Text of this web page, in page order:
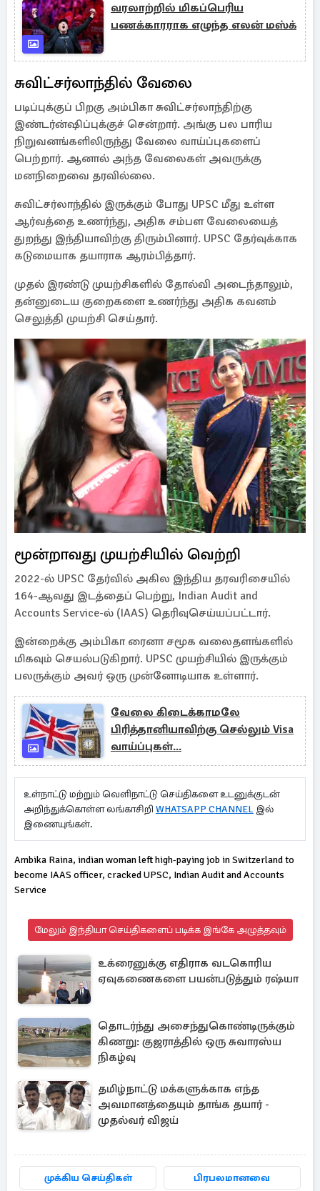
வரலாற்றில் மிகப்பெரிய
பணக்காரராக எழுந்த எலன் மஸ்க்
சுவிட்சர்லாந்தில் வேலை
படிப்புக்குப் பிறகு அம்பிகா சுவிட்சர்லாந்திற்கு
இண்டர்ன்ஷிப்புக்குச் சென்றார். அங்கு பல பாரிய
நிறுவனங்களிலிருந்து வேலை வாய்ப்புகளைப்
பெற்றார். ஆனால் அந்த வேலைகள் அவருக்கு
மனநிறைவை தரவில்லை.
சுவிட்சர்லாந்தில் இருக்கும் போது UPSC மீது உள்ள
ஆர்வத்தை உணர்ந்து, அதிக சம்பள வேலையைத்
துறந்து இந்தியாவிற்கு திரும்பினார். UPSC தேர்வுக்காக
கடுமையாக தயாராக ஆரம்பித்தார்.
முதல் இரண்டு முயற்சிகளில் தோல்வி அடைந்தாலும்,
தன்னுடைய குறைகளை உணர்ந்து அதிக கவனம்
செலுத்தி முயற்சி செய்தார்.
மூன்றாவது முயற்சியில் வெற்றி
2022-ல் UPSC தேர்வில் அகில இந்திய தரவரிசையில்
164-ஆவது இடத்தைப் பெற்று, Indian Audit and
Accounts Service-ல் (IAAS) தெரிவுசெய்யப்பட்டார்.
இன்றைக்கு அம்பிகா ரைனா சமூக வலைதளங்களில்
மிகவும் செயல்படுகிறார். UPSC முயற்சியில் இருக்கும்
பலருக்கும் அவர் ஒரு முன்னோடியாக உள்ளார்.
வேலை கிடைக்காமலே
பிரித்தானியாவிற்கு செல்லும் Visa
வாய்ப்புகள்...
உள்நாட்டு மற்றும் வெளிநாட்டு செய்திகளை உடனுக்குடன்
அறிந்துக்கொள்ள லங்காசிறி WHATSAPP CHANNEL இல்
இணையுங்கள்.
Ambika Raina, indian woman left high-paying job in Switzerland to
become IAAS officer, cracked UPSC, Indian Audit and Accounts
Service
மேலும் இந்தியா செய்திகளைப் படிக்க இங்கே அழுத்தவும்
உக்ரைனுக்கு எதிராக வடகொரிய
ஏவுகணைகளை பயன்படுத்தும் ரஷ்யா
தொடர்ந்து அசைந்துகொண்டிருக்கும்
கிணறு: குஜராத்தில் ஒரு சுவாரஸ்ய
நிகழ்வு
தமிழ்நாட்டு மக்களுக்காக எந்த
அவமானத்தையும் தாங்க தயார் -
முதல்வர் விஜய்
முக்கிய செய்திகள் பிரபலமானவை